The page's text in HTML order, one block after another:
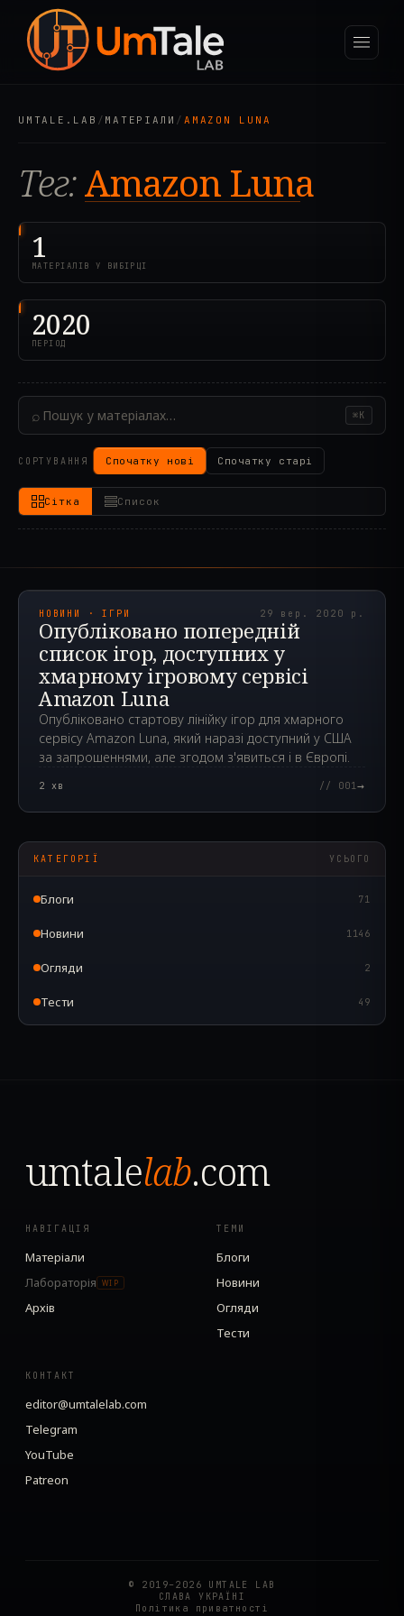
UMTALE.LAB / МАТЕРІАЛИ / AMAZON LUNA
Тег:Amazon Luna
1
МАТЕРІАЛІВ У ВИБІРЦІ
2020
ПЕРІОД
⌕ ⌘K
СОРТУВАННЯ Спочатку нові Спочатку старі
Сітка Список
НОВИНИ · ІГРИ 29 вер. 2020 р.
Опубліковано попередній
список ігор, доступних у
хмарному ігровому сервісі
Amazon Luna
Опубліковано стартову лінійку ігор для хмарного
сервісу Amazon Luna, який наразі доступний у США
за запрошеннями, але згодом з'явиться і в Європі.
2 хв // 001→
КАТЕГОРІЇ УСЬОГО
Блоги 71
Новини 1146
Огляди 2
Тести 49
umtalelab.com
НАВІГАЦІЯ
Матеріали
Лабораторія
WIP
Архів
ТЕМИ
Блоги
Новини
Огляди
Тести
КОНТАКТ
editor@umtalelab.com
Telegram
YouTube
Patreon
© 2019–2026 UMTALE LAB
СЛАВА УКРАЇНІ
Політика приватності